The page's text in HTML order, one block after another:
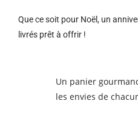
Que ce soit pour Noël, un
livrés prêt à offrir !
Un panier
les envies de